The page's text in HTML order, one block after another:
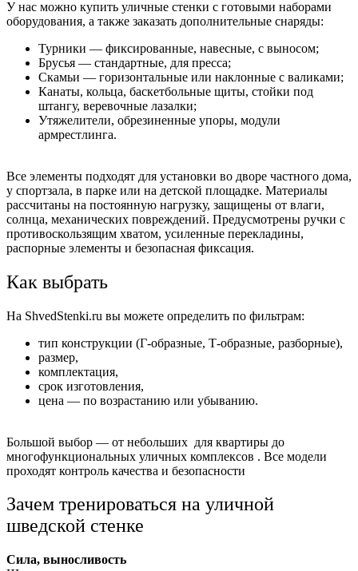
У нас можно купить уличные стенки с готовыми наборами
оборудования, а также заказать дополнительные снаряды:
Турники — фиксированные, навесные, с выносом;
Брусья — стандартные, для пресса;
Скамьи — горизонтальные или наклонные с валиками;
Канаты, кольца, баскетбольные щиты, стойки под
штангу, веревочные лазалки;
Утяжелители, обрезиненные упоры, модули
армрестлинга.
Все элементы подходят для установки во дворе частного дома,
у спортзала, в парке или на детской площадке. Материалы
рассчитаны на постоянную нагрузку, защищены от влаги,
солнца, механических повреждений. Предусмотрены ручки с
противоскользящим хватом, усиленные перекладины,
распорные элементы и безопасная фиксация.
Как выбрать
На ShvedStenki.ru вы можете определить по фильтрам:
тип конструкции (Г-образные, Т-образные, разборные),
размер,
комплектация,
срок изготовления,
цена — по возрастанию или убыванию.
Большой выбор — от небольших для квартиры до
многофункциональных уличных комплексов . Все модели
проходят контроль качества и безопасности
Зачем тренироваться на уличной
шведской стенке
Сила, выносливость